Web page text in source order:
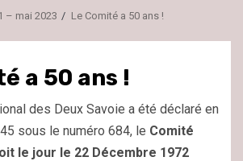
– mai 2023 Le Comité a 50 ans !
a 50 ans !
des Deux Savoie a été déclaré en
sous le numéro 684, le Comité
le jour le 22 Décembre 1972